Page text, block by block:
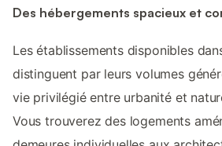
Des hébergements spacieux et
Les établissements disponibles
distinguent par leurs volumes
vie privilégié entre urbanité et
Vous trouverez des logements